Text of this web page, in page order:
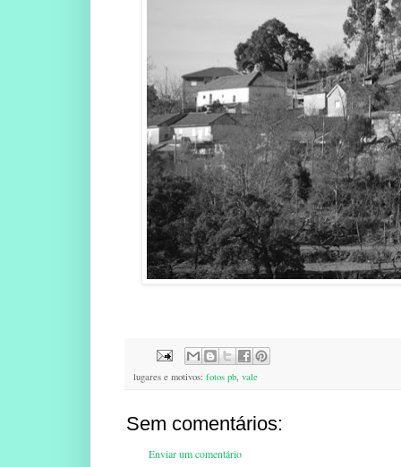
lugares e motivos: fotos pb, vale
Sem comentários:
Enviar um comentário